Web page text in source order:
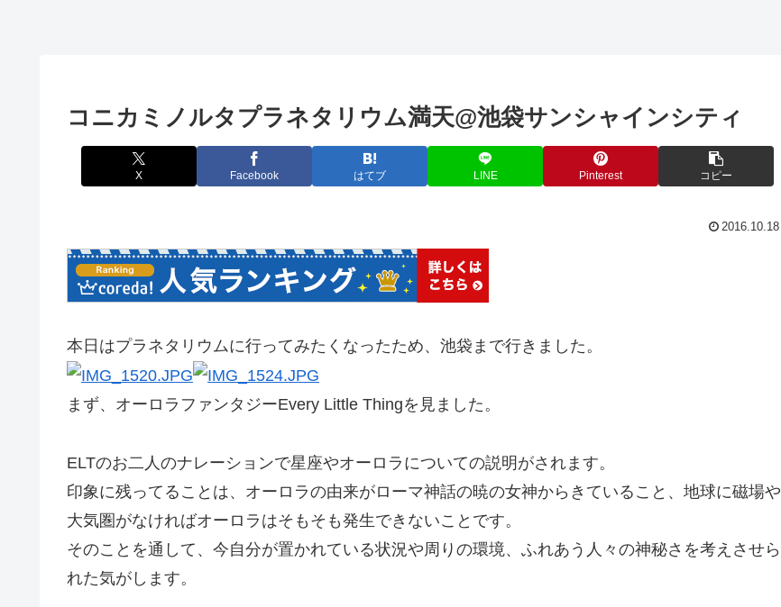
コニカミノルタプラネタリウム満天@池袋サンシャインシティ
X Facebook はてブ LINE Pinterest コピー
2016.10.18
本日はプラネタリウムに行ってみたくなったため、池袋まで行きました。
まず、オーロラファンタジーEvery Little Thingを見ました。
ELTのお二人のナレーションで星座やオーロラについての説明がされます。
印象に残ってることは、オーロラの由来がローマ神話の暁の女神からきていること、地球に磁場や
大気圏がなければオーロラはそもそも発生できないことです。
そのことを通して、今自分が置かれている状況や周りの環境、ふれあう人々の神秘さを考えさせら
れた気がします。